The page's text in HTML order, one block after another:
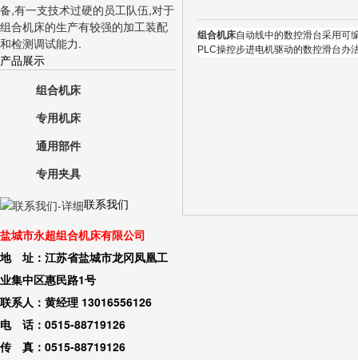
产品展示
组合机床
专用机床
通用部件
专用夹具
联系我们
盐城市永超组合机床有限公司
地 址：江苏省盐城市龙冈凤凰工
业集中区惠民路1号
联系人：黄经理 13016556126
电 话：0515-88719126
传 真：0515-88719126
组合机床自动线中的数控滑台采用可
PLC操控步进电机驱动的数控滑台办